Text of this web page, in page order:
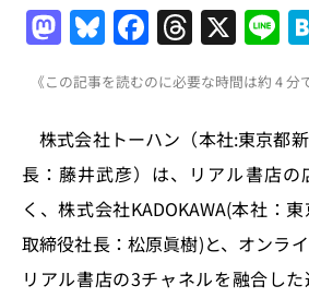
M
a
st
o
d
o
n
Bl
u
e
s
k
y
F
a
c
e
b
o
o
k
T
h
re
a
d
s
X Li
n
e
《この記事を読むのに必要な時間は約 4 分
株式会社トーハン（本社:東京都
長：藤井武彦）は、リアル書店の
く、株式会社KADOKAWA(本社：
取締役社長：松原眞樹)と、オンラ
リアル書店の3チャネルを融合し